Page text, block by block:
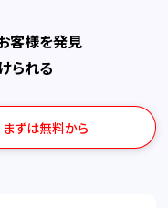
客様を発見
られる
まずは無料から